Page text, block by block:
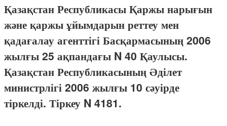
Қазақстан Республикасы Қаржы нарығын
және қаржы ұйымдарын реттеу мен
қадағалау агенттігі Басқармасының 2006
жылғы 25 ақпандағы N 40 Қаулысы.
Қазақстан Республикасының Әділет
министрлігі 2006 жылғы 10 сәуірде
тіркелді. Тіркеу N 4181.